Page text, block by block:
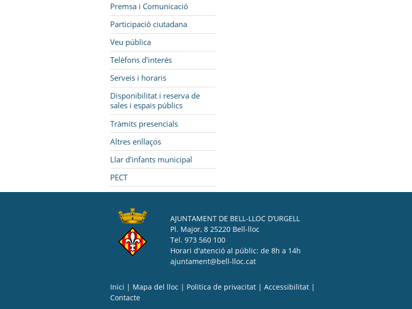
Premsa i Comunicació
Participació ciutadana
Veu pública
Telèfons d'interés
Serveis i horaris
Disponibilitat i reserva de
sales i espais públics
Tràmits presencials
Altres enllaços
Llar d'infants municipal
PECT
AJUNTAMENT DE BELL-LLOC D’URGELL
Pl. Major, 8 25220 Bell-lloc
Tel. 973 560 100
Horari d'atenció al públic: de 8h a 14h
ajuntament@bell-lloc.cat
Inici | Mapa del lloc | Politica de privacitat | Accessibilitat |
Contacte